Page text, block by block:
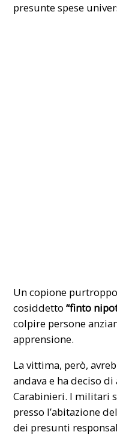
presunte spese
Un copione
cosiddetto“finto
colpire persone
apprensione.
La vittima, però,
andava e ha deciso
Carabinieri. I militari
presso l’abitazione
dei presunti